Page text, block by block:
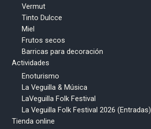
Vermut
Tinto Dulcce
Miel
Frutos secos
Barricas para decoración
Actividades
Enoturismo
La Veguilla & Música
LaVeguilla Folk Festival
La Veguilla Folk Festival 2026 (Entradas)
Tienda online